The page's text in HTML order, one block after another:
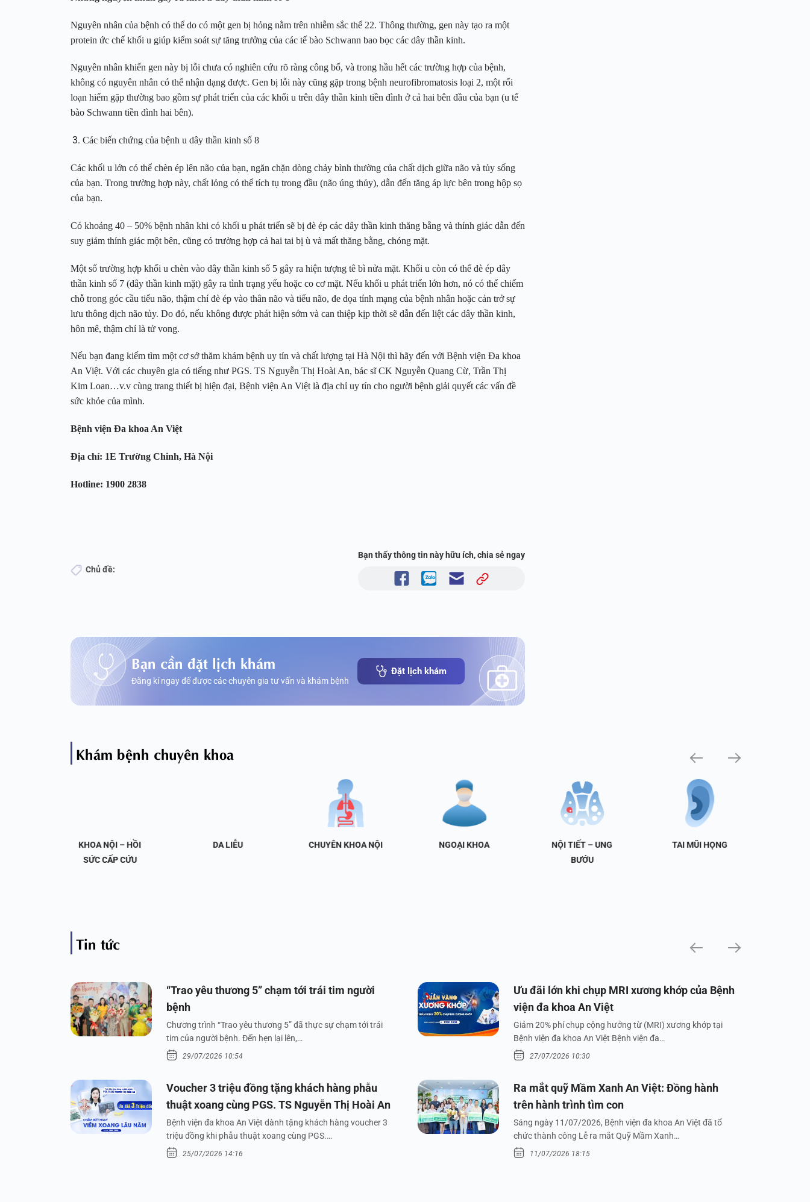
Nguyên nhân của bệnh có thể do có một gen bị hỏng nằm trên nhiễm sắc thể 22. Thông thường, gen này tạo ra một
protein ức chế khối u giúp kiểm soát sự tăng trưởng của các tế bào Schwann bao bọc các dây thần kinh.
Nguyên nhân khiến gen này bị lỗi chưa có nghiên cứu rõ ràng công bố, và trong hầu hết các trường hợp của bệnh,
không có nguyên nhân có thể nhận dạng được. Gen bị lỗi này cũng gặp trong bệnh neurofibromatosis loại 2, một rối
loạn hiếm gặp thường bao gồm sự phát triển của các khối u trên dây thần kinh tiền đình ở cả hai bên đầu của bạn (u tế
bào Schwann tiền đình hai bên).
Các biến chứng của bệnh u dây thần kinh số 8
Các khối u lớn có thể chèn ép lên não của bạn, ngăn chặn dòng chảy bình thường của chất dịch giữa não và tủy sống
của bạn. Trong trường hợp này, chất lỏng có thể tích tụ trong đầu (não úng thủy), dẫn đến tăng áp lực bên trong hộp sọ
của bạn.
Có khoảng 40 – 50% bệnh nhân khi có khối u phát triển sẽ bị đè ép các dây thần kinh thăng bằng và thính giác dẫn đến
suy giảm thính giác một bên, cũng có trường hợp cả hai tai bị ù và mất thăng bằng, chóng mặt.
Một số trường hợp khối u chèn vào dây thần kinh số 5 gây ra hiện tượng tê bì nửa mặt. Khối u còn có thể đè ép dây
thần kinh số 7 (dây thần kinh mặt) gây ra tình trạng yếu hoặc co cơ mặt. Nếu khối u phát triển lớn hơn, nó có thể chiếm
chỗ trong góc cầu tiểu não, thậm chí đè ép vào thân não và tiểu não, đe dọa tính mạng của bệnh nhân hoặc cản trở sự
lưu thông dịch não tủy. Do đó, nếu không được phát hiện sớm và can thiệp kịp thời sẽ dẫn đến liệt các dây thần kinh,
hôn mê, thậm chí là tử vong.
Nếu bạn đang kiếm tìm một cơ sở thăm khám bệnh uy tín và chất lượng tại Hà Nội thì hãy đến với Bệnh viện Đa khoa
An Việt. Với các chuyên gia có tiếng như PGS. TS Nguyễn Thị Hoài An, bác sĩ CK Nguyễn Quang Cừ, Trần Thị
Kim Loan…v.v cùng trang thiết bị hiện đại, Bệnh viện An Việt là địa chỉ uy tín cho người bệnh giải quyết các vấn đề
sức khỏe của mình.
Bệnh viện Đa khoa An Việt
Địa chỉ: 1E Trường Chinh, Hà Nội
Hotline: 1900 2838
Chủ đề:
Bạn thấy thông tin này hữu ích, chia sẻ ngay
Bạn cần đặt lịch khám
Đăng kí ngay để được các chuyên gia tư vấn và khám bệnh
Đặt lịch khám
Khám bệnh chuyên khoa
KHOA NỘI – HỒI
SỨC CẤP CỨU
DA LIỄU CHUYÊN KHOA NỘI NGOẠI KHOA
NỘI TIẾT – UNG
BƯỚU
TAI MŨI HỌNG
Tin tức
“Trao yêu thương 5” chạm tới trái tim người
bệnh
Chương trình “Trao yêu thương 5” đã thực sự chạm tới trái
tim của người bệnh. Đến hẹn lại lên,…
29/07/2026 10:54
Ưu đãi lớn khi chụp MRI xương khớp của Bệnh
viện đa khoa An Việt
Giảm 20% phí chụp cộng hưởng từ (MRI) xương khớp tại
Bệnh viện đa khoa An Việt Bệnh viện đa…
27/07/2026 10:30
Voucher 3 triệu đồng tặng khách hàng phẫu
thuật xoang cùng PGS. TS Nguyễn Thị Hoài An
Bệnh viện đa khoa An Việt dành tặng khách hàng voucher 3
triệu đồng khi phẫu thuật xoang cùng PGS.…
25/07/2026 14:16
Ra mắt quỹ Mầm Xanh An Việt: Đồng hành
trên hành trình tìm con
Sáng ngày 11/07/2026, Bệnh viện đa khoa An Việt đã tổ
chức thành công Lễ ra mắt Quỹ Mầm Xanh…
11/07/2026 18:15